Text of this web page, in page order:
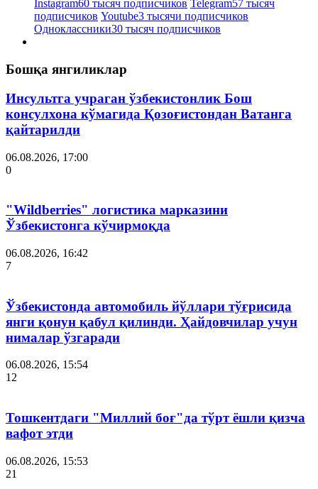
Instagram60 тысяч подписчиков Telegram57 тысяч
подписчиков Youtube3 тысячи подписчиков
Одноклассники30 тысяч подписчиков
Бошқа янгиликлар
Инсультга учраган ўзбекистонлик Бош
консулхона кўмагида Қозоғистондан Ватанга
қайтарилди
06.08.2026, 17:00
0
"Wildberries" логистика марказини
Ўзбекистонга кўчирмоқда
06.08.2026, 16:42
7
Ўзбекистонда автомобиль йўллари тўғрисида
янги қонун қабул қилинди. Ҳайдовчилар учун
нималар ўзгаради
06.08.2026, 15:54
12
Тошкентдаги "Миллий боғ"да тўрт ёшли қизча
вафот этди
06.08.2026, 15:53
21